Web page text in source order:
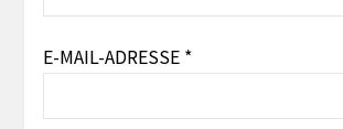
E-MAIL-ADRESSE *